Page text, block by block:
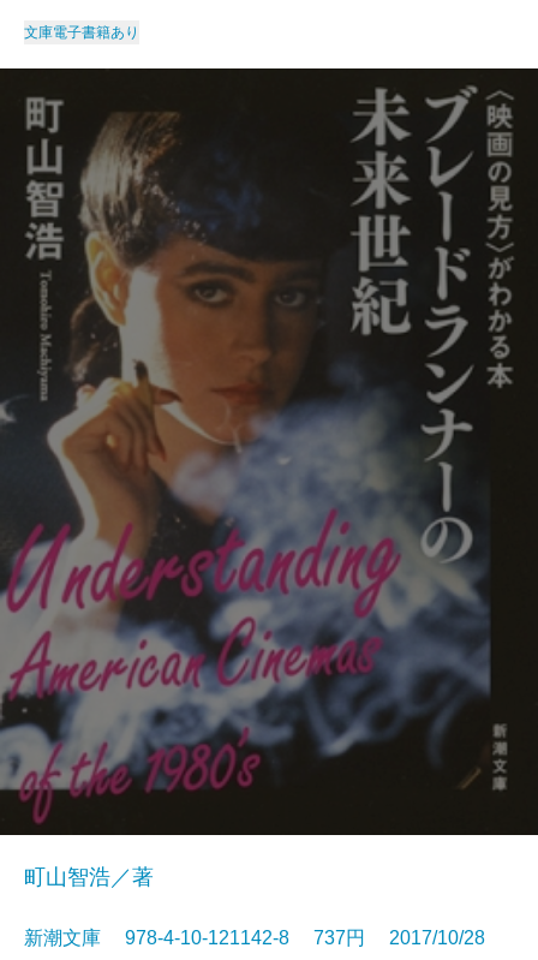
文庫電子書籍あり
町山智浩／著
新潮文庫 978-4-10-121142-8 737円 2017/10/28